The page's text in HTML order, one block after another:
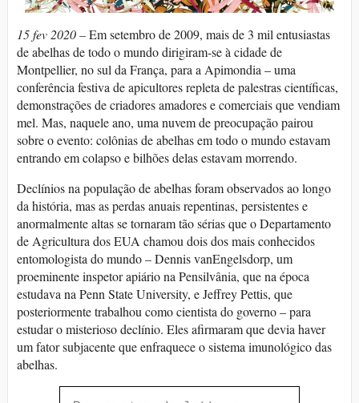
15 fev 2020 –Em setembro de 2009, mais de 3 mil entusiastas
de abelhas de todo o mundo dirigiram-se à cidade de
Montpellier, no sul da França, para a Apimondia – uma
conferência festiva de apicultores repleta de palestras científicas,
demonstrações de criadores amadores e comerciais que vendiam
mel. Mas, naquele ano, uma nuvem de preocupação pairou
sobre o evento: colônias de abelhas em todo o mundo estavam
entrando em colapso e bilhões delas estavam morrendo.
Declínios na população de abelhas foram observados ao longo
da história, mas as perdas anuais repentinas, persistentes e
anormalmente altas se tornaram tão sérias que o Departamento
de Agricultura dos EUA chamou dois dos mais conhecidos
entomologista do mundo – Dennis vanEngelsdorp, um
proeminente inspetor apiário na Pensilvânia, que na época
estudava na Penn State University, e Jeffrey Pettis, que
posteriormente trabalhou como cientista do governo – para
estudar o misterioso declínio. Eles afirmaram que devia haver
um fator subjacente que enfraquece o sistema imunológico das
abelhas.